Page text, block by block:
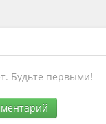
Будьте первыми!